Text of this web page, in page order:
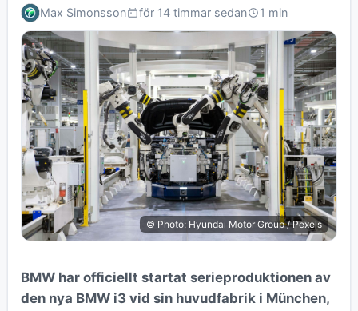
Max Simonsson för 14 timmar sedan 1 min
© Photo: Hyundai Motor Group / Pexels
BMW har officiellt startat serieproduktionen av
den nya BMW i3 vid sin huvudfabrik i München,